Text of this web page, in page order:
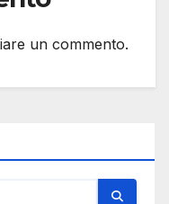
un commento.